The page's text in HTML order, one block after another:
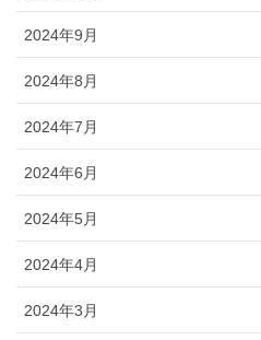
2024年9月
2024年8月
2024年7月
2024年6月
2024年5月
2024年4月
2024年3月